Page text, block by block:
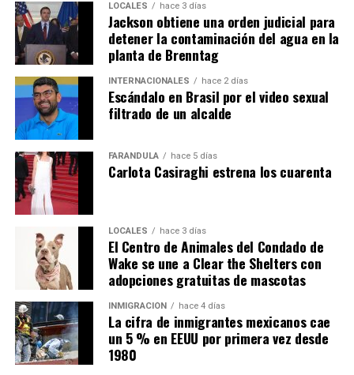
LOCALES hace 3 días
Jackson obtiene una orden judicial para
detener la contaminación del agua en la
planta de Brenntag
INTERNACIONALES hace 2 días
Escándalo en Brasil por el video sexual
filtrado de un alcalde
FARÁNDULA hace 5 días
Carlota Casiraghi estrena los cuarenta
LOCALES hace 3 días
El Centro de Animales del Condado de
Wake se une a Clear the Shelters con
adopciones gratuitas de mascotas
INMIGRACIÓN hace 4 días
La cifra de inmigrantes mexicanos cae
un 5 % en EEUU por primera vez desde
1980